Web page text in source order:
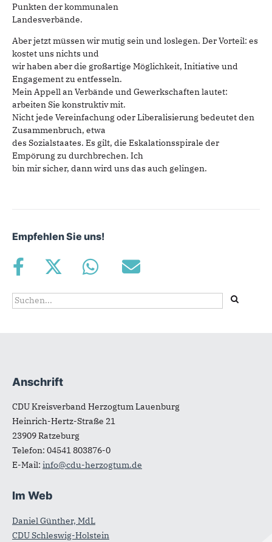
Punkten der kommunalen
Landesverbände.
Aber jetzt müssen wir mutig sein und loslegen. Der Vorteil: es
kostet uns nichts und
wir haben aber die großartige Möglichkeit, Initiative und
Engagement zu entfesseln.
Mein Appell an Verbände und Gewerkschaften lautet:
arbeiten Sie konstruktiv mit.
Nicht jede Vereinfachung oder Liberalisierung bedeutet den
Zusammenbruch, etwa
des Sozialstaates. Es gilt, die Eskalationsspirale der
Empörung zu durchbrechen. Ich
bin mir sicher, dann wird uns das auch gelingen.
Empfehlen Sie uns!
Suchformular
Suche
Fußbereich
Anschrift
CDU Kreisverband Herzogtum Lauenburg
Heinrich-Hertz-Straße 21
23909Ratzeburg
Telefon: 04541 803876-0
E-Mail: info@cdu-herzogtum.de
Im Web
Daniel Günther, MdL
CDU Schleswig-Holstein